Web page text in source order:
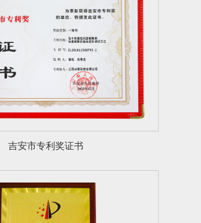
吉安市专利奖证书